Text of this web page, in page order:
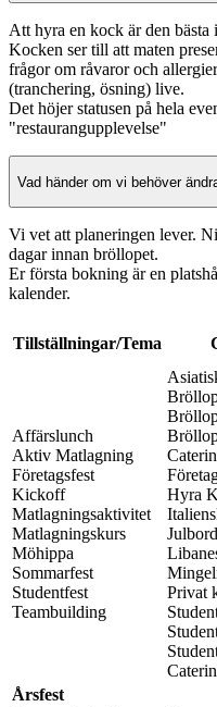
Att hyra en kock är den
Kocken ser till att maten
frågor om råvaror och
(tranchering, ösning) live.
Det höjer statusen på hela
"restaurangupplevelse"
Vad händer om vi behöver
Vi vet att planeringen lever.
dagar innan bröllopet.
Er första bokning är en
kalender.
Tillställningar/Tema
Affärslunch
Aktiv Matlagning
Företagsfest
Kickoff
Matlagningsaktivitet
Matlagningskurs
Möhippa
Sommarfest
Studentfest
Teambuilding
Hyra
Privat
Årsfest